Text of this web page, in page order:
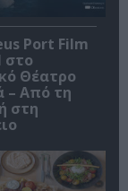
Port Film
στο
Θέατρο
– Από τη
στη